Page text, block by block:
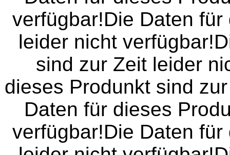
verfügbar!Die Daten
leider nicht
sind zur Zeit leider
dieses Produnkt sind
Daten für dieses
verfügbar!Die Daten